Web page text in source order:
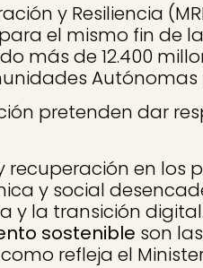
y Resiliencia
el mismo fin de
más de 12.400
pretenden dar
en los
y social
y la transición digital.
sostenible son
refleja el